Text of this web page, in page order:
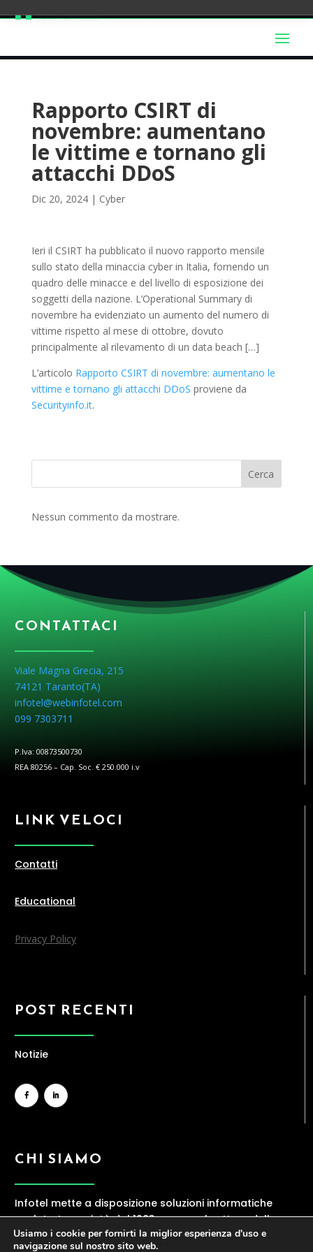
Rapporto CSIRT di
novembre: aumentano
le vittime e tornano gli
attacchi DDoS
Dic 20, 2024| Cyber
Ieri il CSIRT ha pubblicato il nuovo rapporto mensile
sullo stato della minaccia cyber in Italia, fornendo un
quadro delle minacce e del livello di esposizione dei
soggetti della nazione. L’Operational Summary di
novembre ha evidenziato un aumento del numero di
vittime rispetto al mese di ottobre, dovuto
principalmente al rilevamento di un data beach […]
L’articolo Rapporto CSIRT di novembre: aumentano le
vittime e tornano gli attacchi DDoS proviene da
Securityinfo.it.
Cerca
Nessun commento da mostrare.
CONTATTACI
Viale Magna Grecia, 215
74121 Taranto(TA)
infotel@webinfotel.com
099 7303711
P.Iva: 00873500730
REA 80256 – Cap. Soc. € 250.000 i.v
LINK VELOCI
Contatti
Educational
Privacy Policy
POST RECENTI
Notizie
CHI SIAMO
Infotel mette a disposizione soluzioni informatiche
evolute. La società dal 1983 opera nel settore della
ICT, offrendo una gamma ampia di servizi
Usiamo i cookie per fornirti la miglior esperienza d'uso e
navigazione sul nostro sito web.